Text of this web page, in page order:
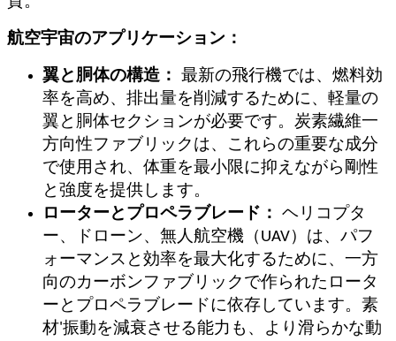
航空宇宙のアプリケーション：
翼と胴体の構造：
最新の飛行機では、燃料効
率を高め、排出量を削減するために、軽量の
翼と胴体セクションが必要です。炭素繊維一
方向性ファブリックは、これらの重要な成分
で使用され、体重を最小限に抑えながら剛性
と強度を提供します。
ローターとプロペラブレード：
ヘリコプタ
ー、ドローン、無人航空機（UAV）は、パフ
ォーマンスと効率を最大化するために、一方
向のカーボンファブリックで作られたロータ
ーとプロペラブレードに依存しています。素
材'振動を減衰させる能力も、より滑らかな動